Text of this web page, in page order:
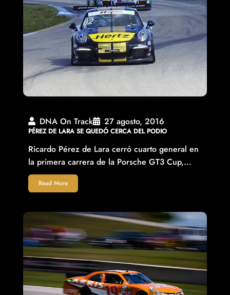
DNA On Track 27 agosto, 2016
PÉREZ DE LARA SE QUEDÓ CERCA DEL PODIO
Ricardo Pérez de Lara cerró cuarto general en
la primera carrera de la Porsche GT3 Cup,…
Read More